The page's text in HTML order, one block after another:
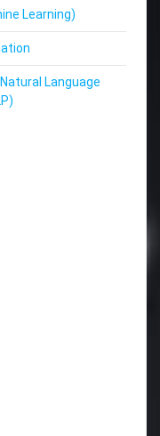
Learning)
Language